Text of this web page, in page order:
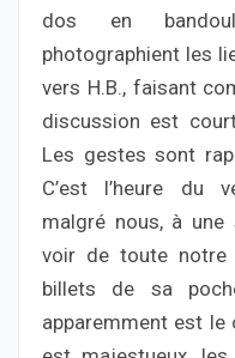
dos en
photographient les
vers H.B., faisant
discussion est
Les gestes sont
C’est l’heure du
malgré nous, à une
voir de toute notre
billets de sa
apparemment est le